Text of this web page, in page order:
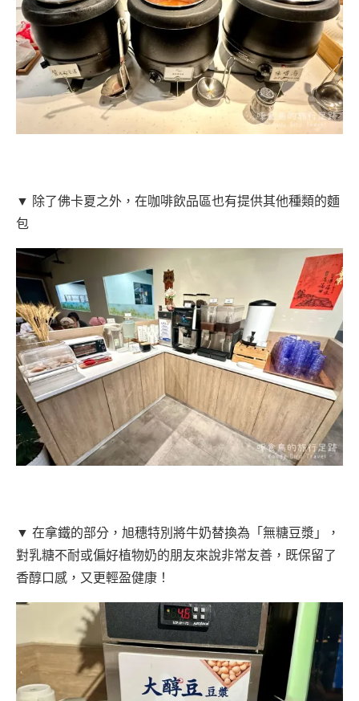
▼ 除了佛卡夏之外，在咖啡飲品區也有提供其他種類的麵
包
▼ 在拿鐵的部分，旭穗特別將牛奶替換為「無糖豆漿」，
對乳糖不耐或偏好植物奶的朋友來說非常友善，既保留了
香醇口感，又更輕盈健康！